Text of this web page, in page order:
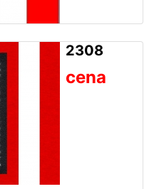
2308
cena